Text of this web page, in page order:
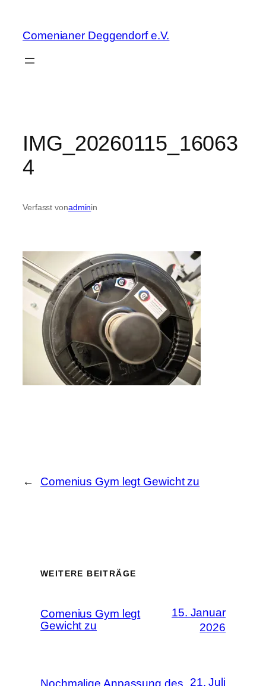
springen
Comenianer Deggendorf e.V.
IMG_20260115_16063
4
Verfasst vonadminin
← Comenius Gym legt Gewicht zu
WEITERE BEITRÄGE
Comenius Gym legt
Gewicht zu
15. Januar
2026
21. Juli